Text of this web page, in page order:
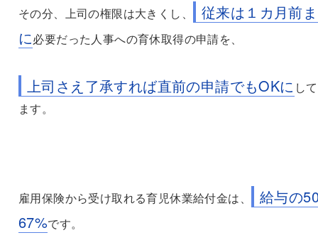
その分、上司の権限は大きくし、
従来は１カ月前
に必要だった人事への育休取得の申請を、
上司さえ了承すれば直前の申請でもOKに し
ます。
雇用保険から受け取れる育児休業給付金は、
給与の
67%です。